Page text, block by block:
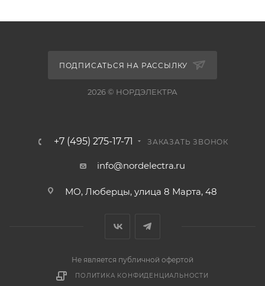
ПОДПИСАТЬСЯ НА РАССЫЛКУ
2026 © НОРДЭЛЕКТРА
+7 (495) 275-17-71 ЗАКАЗАТЬ ЗВОНОК
info@nordelectra.ru
МО, Люберцы, улица 8 Марта, 48
Не является публичной офертой
ПОЛИТИКА КОНФИДЕНЦИАЛЬНОСТИ